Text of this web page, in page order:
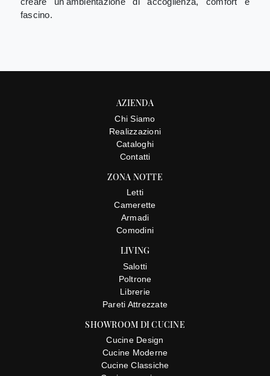
fascino.
SHOWROOM DI CUCINE
Cucine Design
Cucine Moderne
Cucine Classiche
LIVING
Salotti
Poltrone
Librerie
Pareti Attrezzate
ZONA NOTTE
Letti
Camerette
Armadi
Comodini
AZIENDA
Chi Siamo
Realizzazioni
Cataloghi
Contatti